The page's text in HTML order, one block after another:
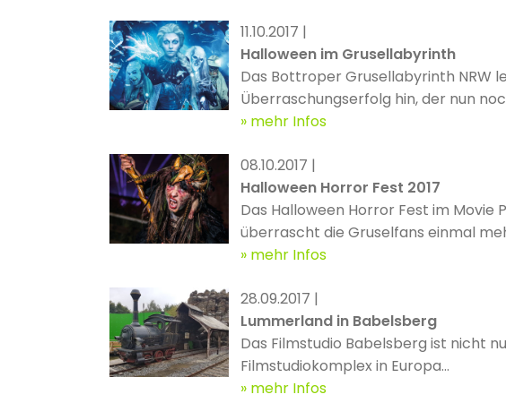
11.10.2017 |
Halloween im Grusellabyrinth
Das Bottroper Grusellabyrinth NRW
Überraschungserfolg hin, der nun
mehr Infos
08.10.2017 |
Halloween Horror Fest 2017
Das Halloween Horror Fest im
überrascht die Gruselfans einmal
mehr Infos
28.09.2017 |
Lummerland in Babelsberg
Das Filmstudio Babelsberg ist nicht
Filmstudiokomplex in Europa...
mehr Infos